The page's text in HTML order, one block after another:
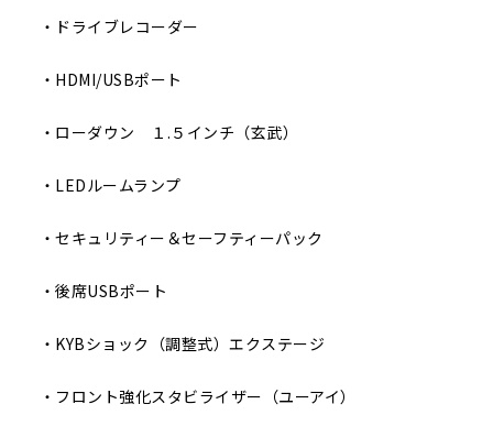
・ドライブレコーダー
・HDMI/USBポート
・ローダウン １.５インチ（玄武）
・LEDルームランプ
・セキュリティー＆セーフティーパック
・後席USBポート
・KYBショック（調整式）エクステージ
・フロント強化スタビライザー（ユーアイ）